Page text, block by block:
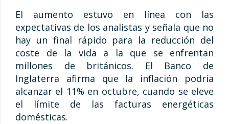
El aumento estuvo en línea con las
expectativas de los analistas y señala que no
hay un final rápido para la reducción del
coste de la vida a la que se enfrentan
millones de británicos. El Banco de
Inglaterra afirma que la inflación podría
alcanzar el 11% en octubre, cuando se eleve
el límite de las facturas energéticas
domésticas.